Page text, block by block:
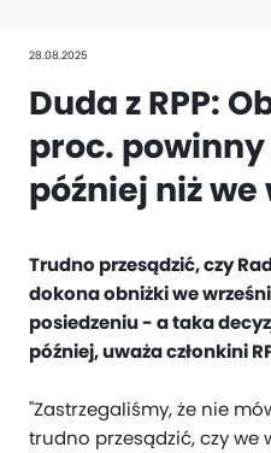
28.08.2025
Duda z RPP:
proc.
później niż
Trudno przesądzić, czy
dokona obniżki we
posiedzeniu - a taka
później, uważa członkini
"Zastrzegaliśmy, że nie
trudno przesądzić, czy we